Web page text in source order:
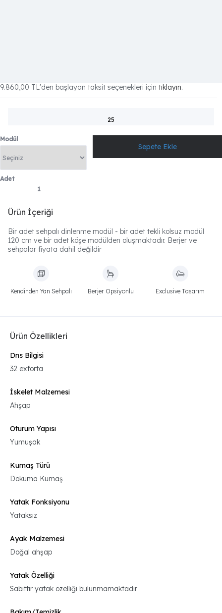
9.860,00 TL'den başlayan taksit seçenekleri için tıklayın.
25
Modül
Adet
Ürün İçeriği
Bir adet sehpalı dinlenme modül - bir adet tekli kolsuz modül
120 cm ve bir adet köşe modülden oluşmaktadır. Berjer ve
sehpalar fiyata dahil değildir
Kendinden Yan Sehpalı Berjer Opsiyonlu Exclusive Tasarım
Ürün Özellikleri
Dns Bilgisi
32 exforta
İskelet Malzemesi
Ahşap
Oturum Yapısı
Yumuşak
Kumaş Türü
Dokuma Kumaş
Yatak Fonksiyonu
Yataksız
Ayak Malzemesi
Doğal ahşap
Yatak Özelliği
Sabittir yatak özelliği bulunmamaktadır